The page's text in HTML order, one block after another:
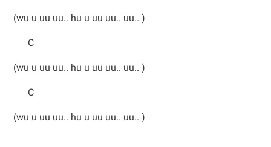
(wu u uu uu.. hu u uu uu.. uu.. )
C
(wu u uu uu.. hu u uu uu.. uu.. )
C
(wu u uu uu.. hu u uu uu.. uu.. )